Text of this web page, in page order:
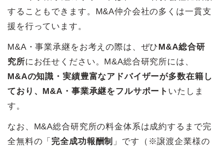
することもできます。M&A仲介会社の多くは一貫支
援を行っています。
M&A・事業承継をお考えの際は、ぜひ M&A総合研
究所にお任せください。M&A総合研究所には、
M&Aの知識・実績豊富なアドバイザーが多数在籍し
ており、M&A・事業承継をフルサポート いたしま
す。
なお、M&A総合研究所の料金体系は成約するまで完
全無料の「 完全成功報酬制 」です（※譲渡企業様の